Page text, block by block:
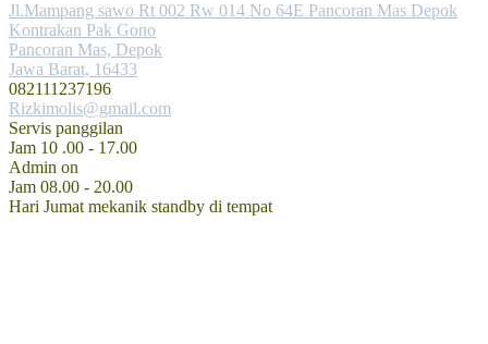
Jl.Mampang sawo Rt 002 Rw 014 No 64E Pancoran Mas Depok
Kontrakan Pak Gono
Pancoran Mas, Depok
Jawa Barat, 16433
082111237196
Rizkimolis@gmail.com
Servis panggilan
Jam 10 .00 - 17.00
Admin on
Jam 08.00 - 20.00
Hari Jumat mekanik standby di tempat